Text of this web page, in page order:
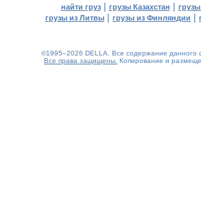
найти груз| грузы Казахстан |
грузы из Литвы | грузы из Финляндии |
©1995–2026 DELLA. Все содержание данного
Все права защищены. Копирование и